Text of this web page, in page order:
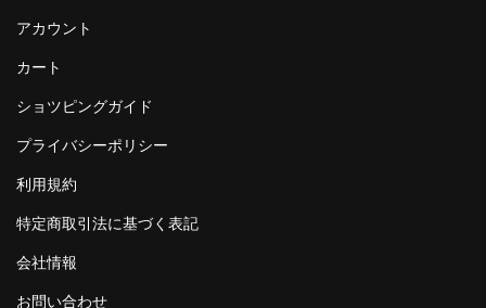
アカウント
カート
ショツピングガイド
プライバシーポリシー
利用規約
特定商取引法に基づく表記
会社情報
お問い合わせ